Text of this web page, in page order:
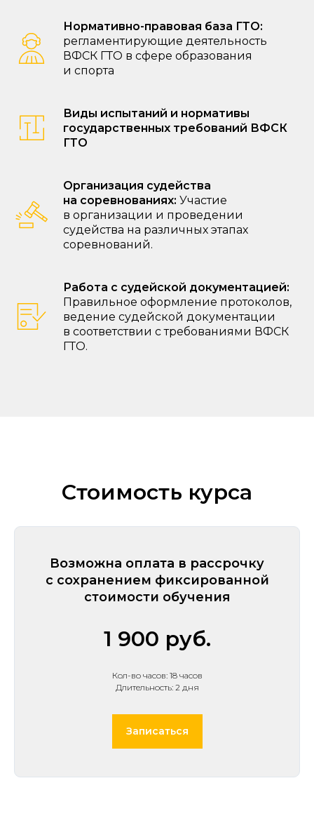
Нормативно-правовая база ГТО:
регламентирующие деятельность
ВФСК ГТО в сфере образования
и спорта
Виды испытаний и нормативы
государственных требований ВФСК
ГТО
Организация судейства
на соревнованиях: Участие
в организации и проведении
судейства на различных этапах
соревнований.
Работа с судейской документацией:
Правильное оформление протоколов,
ведение судейской документации
в соответствии с требованиями ВФСК
ГТО.
Стоимость курса
Возможна оплата в рассрочку
с сохранением фиксированной
стоимости обучения
1 900 руб.
Кол-во часов: 18 часов
Длительность: 2 дня
Записаться